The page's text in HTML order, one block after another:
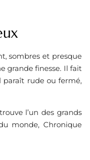
sombres et presque
grande finesse. Il fait
paraît rude ou fermé,
l’un des grands
monde, Chronique